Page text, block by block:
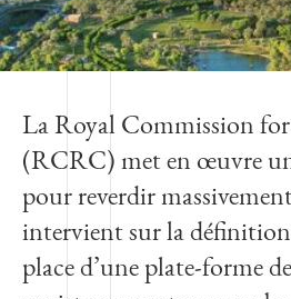
La Royal Commission
(RCRC) met en œuvre
pour reverdir
intervient sur la définition
place d’une plate-forme